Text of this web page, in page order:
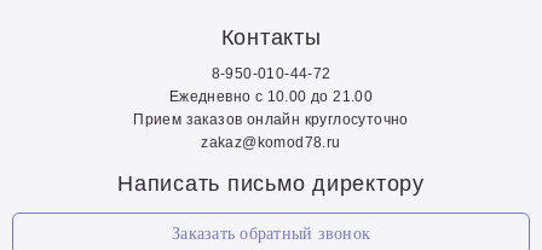
Контакты
8-950-010-44-72
Ежедневно с 10.00 до 21.00
Прием заказов онлайн круглосуточно
zakaz@komod78.ru
Написать письмо директору
Заказать обратный звонок